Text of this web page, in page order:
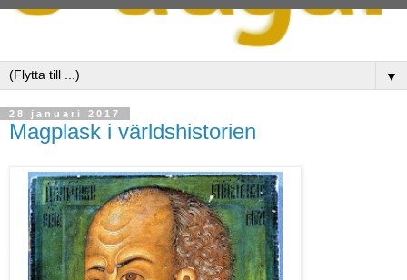
▼
28 januari 2017
Magplask i världshistorien